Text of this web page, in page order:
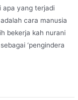
apa yang terjadi
cara manusia
bekerja kah nurani
‘pengindera